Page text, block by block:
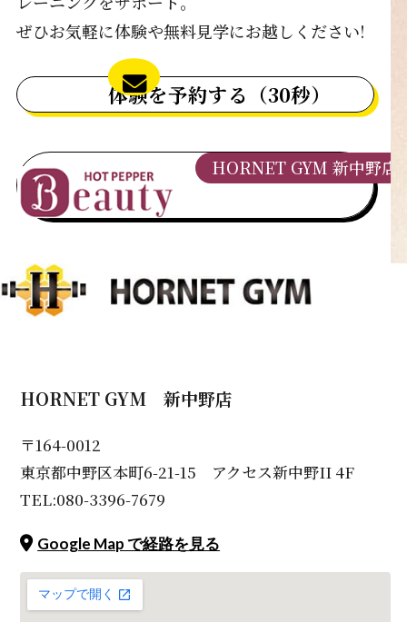
ぜひお気軽に体験や無料見学にお越しください!
体験を予約する（30秒）
HORNET GYM 新中野店
HORNET GYM 新中野店
〒164-0012
東京都中野区本町6-21-15 アクセス新中野II 4F
TEL:080-3396-7679
Google Map で経路を見る